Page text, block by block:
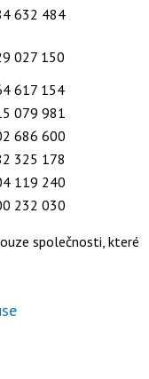
632 484
027 150
617 154
079 981
686 600
325 178
119 240
232 030
společnosti, které